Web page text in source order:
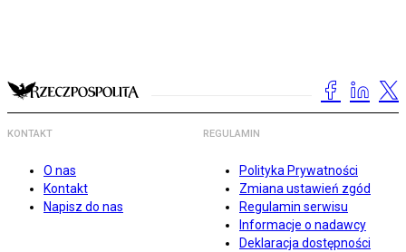
KONTAKT
O nas
Kontakt
Napisz do nas
REGULAMIN
Polityka Prywatności
Zmiana ustawień zgód
Regulamin serwisu
Informacje o nadawcy
Deklaracja dostępności